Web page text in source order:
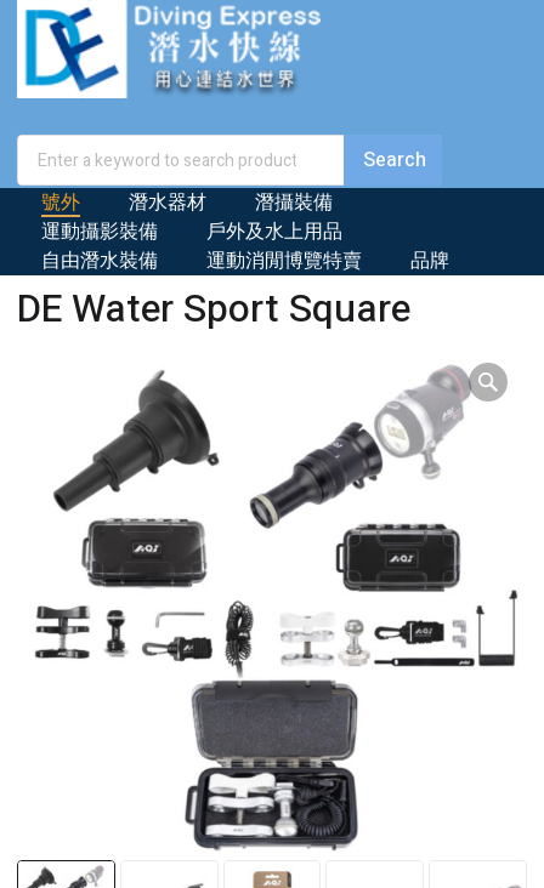
號外 潛水器材
潛攝裝備
運動攝影裝備
戶外及水上用品
自由潛水裝備
運動消閒博覽特賣 品牌
DE Water Sport Square